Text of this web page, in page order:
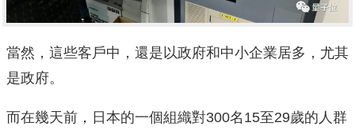
當然，這些客戶中，還是以政府和中小企業居多，尤其
是政府。
而在幾天前，日本的一個組織對300名15至29歲的人群